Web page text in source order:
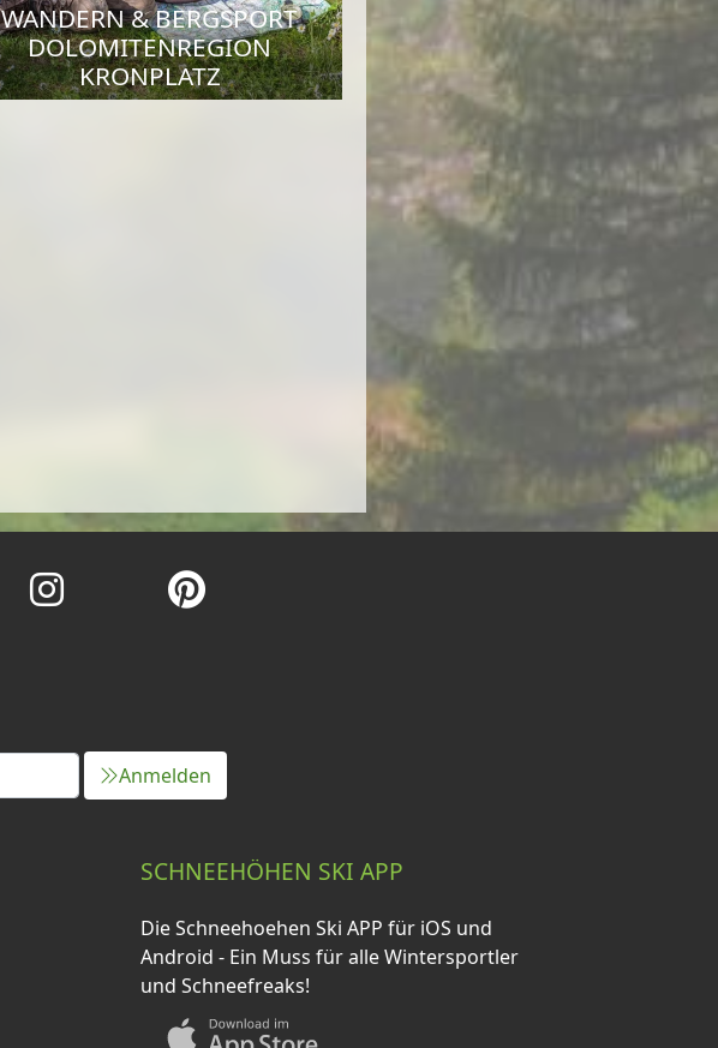
WANDERN & BERGSPORT
DOLOMITENREGION
KRONPLATZ
Anmelden
SCHNEEHÖHEN SKI APP
Die Schneehoehen Ski APP für iOS und
Android - Ein Muss für alle Wintersportler
und Schneefreaks!